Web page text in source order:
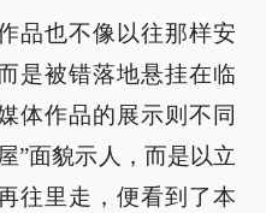
品也不像以往那样安
是被错落地悬挂在临
体作品的展示则不同
”面貌示人，而是以立
往里走，便看到了本